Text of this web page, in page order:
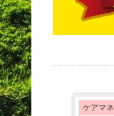
ケアマネ